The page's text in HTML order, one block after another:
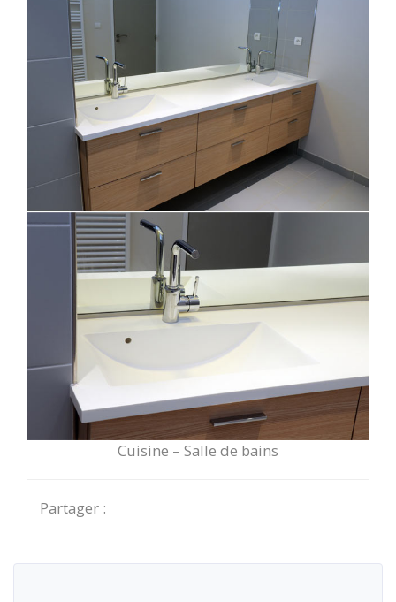
Cuisine – Salle de bains
Partager :